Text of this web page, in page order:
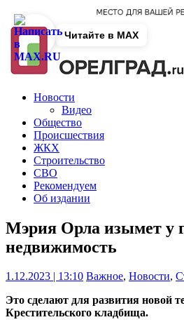
Новости
Видео
Общество
Происшествия
ЖКХ
Строительство
СВО
Рекомендуем
Об издании
Мэрия Орла изымет у
недвижимость
1.12.2023 | 13:10 Важное, Новости,
Это сделают для развития новой
Крестительского кладбища.
Читайте в MAX